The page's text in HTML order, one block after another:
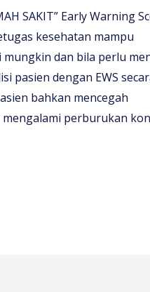
SAKIT” Early Warning
kesehatan mampu
dan bila perlu
pasien dengan EWS
bahkan mencegah
perburukan